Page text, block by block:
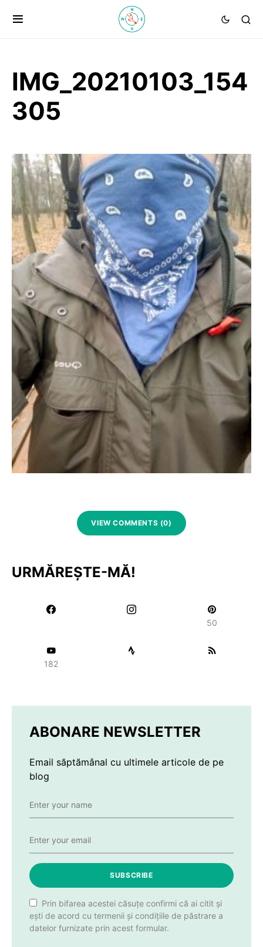
IMG_20210103_154
305
VIEW COMMENTS (0)
URMĂREȘTE-MĂ!
50
182
ABONARE NEWSLETTER
Email săptămânal cu ultimele articole de pe
blog
SUBSCRIBE
Prin bifarea acestei căsuțe confirmi că ai citit și
ești de acord cu termenii și condițiile de păstrare a
datelor furnizate prin acest formular.